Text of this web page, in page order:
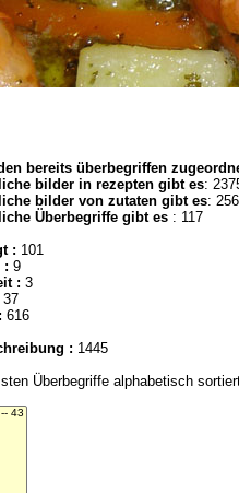
bereits überbegriffen
bilder in rezepten gibt es:
bilder von zutaten gibt es: 256
Überbegriffe gibt es : 117
: 101
: 9
: 3
37
616
: 1445
Überbegriffe alphabetisch